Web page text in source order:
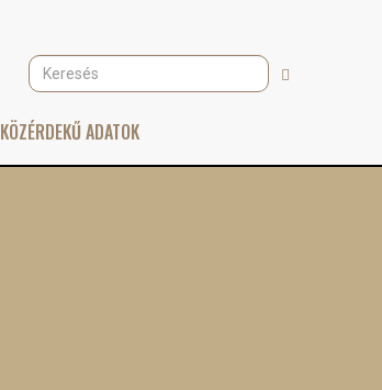
Keresés Keresés
KÖZÉRDEKŰ ADATOK